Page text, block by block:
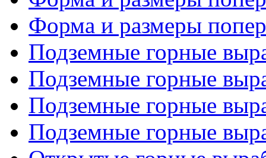
Форма и размеры
Подземные горные
Подземные горные
Подземные горные
Подземные горные